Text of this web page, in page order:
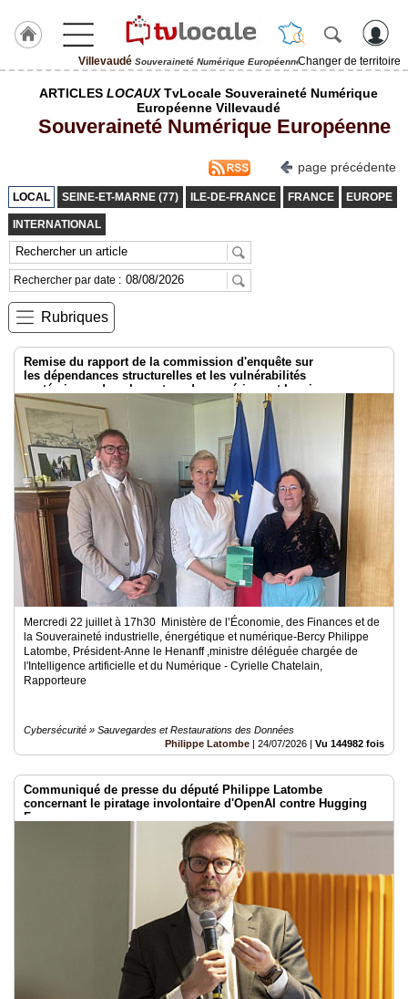
Villevaudé Souveraineté Numérique EuropéenneChanger de territoire
J'adhère
TvLocale
France
Accueil
RUBRIQUES
Gazette
Vidéos
Médias
groupe
Prémium
Inscription
annuaire
pro
éditeur
ARTICLES LOCAUXTvLocale Souveraineté Numérique
Européenne Villevaudé
Souveraineté Numérique Européenne
page précédente
LOCAL SEINE-ET-MARNE (77) ILE-DE-FRANCE FRANCE EUROPE
INTERNATIONAL
Rechercher par date :
Rubriques
Remise du rapport de la commission d'enquête sur
les dépendances structurelles et les vulnérabilités
systémiques dans le secteur du numérique et les risques pour
l’indépendance de la France
Mercredi 22 juillet à 17h30 Ministère de l’Économie, des Finances et de
la Souveraineté industrielle, énergétique et numérique-Bercy Philippe
Latombe, Président-Anne le Henanff ,ministre déléguée chargée de
l'Intelligence artificielle et du Numérique - Cyrielle Chatelain,
Rapporteure
Cybersécurité » Sauvegardes et Restaurations des Données
Philippe Latombe | 24/07/2026 | Vu 144982 fois
Communiqué de presse du député Philippe Latombe
concernant le piratage involontaire d'OpenAI contre Hugging
Face